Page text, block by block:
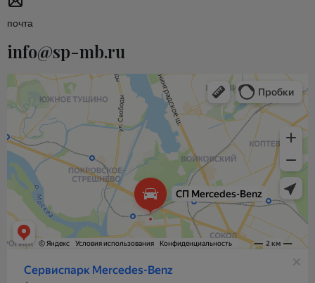
почта
info@sp-mb.ru